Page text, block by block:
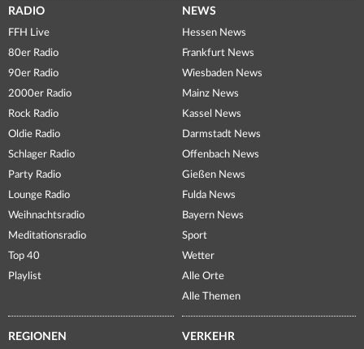
RADIO
FFH Live
80er Radio
90er Radio
2000er Radio
Rock Radio
Oldie Radio
Schlager Radio
Party Radio
Lounge Radio
Weihnachtsradio
Meditationsradio
Top 40
Playlist
NEWS
Hessen News
Frankfurt News
Wiesbaden News
Mainz News
Kassel News
Darmstadt News
Offenbach News
Gießen News
Fulda News
Bayern News
Sport
Wetter
Alle Orte
Alle Themen
REGIONEN VERKEHR